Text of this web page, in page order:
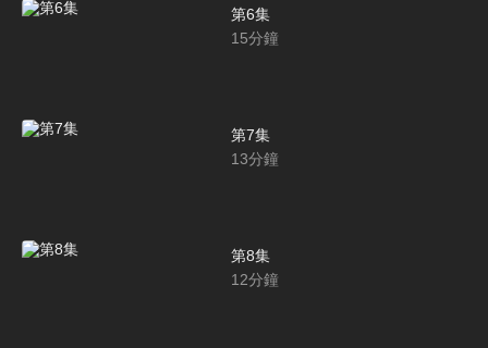
第6集
15分鐘
第7集
13分鐘
第8集
12分鐘